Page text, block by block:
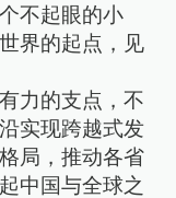
不起眼的小
界的起点，见
力的支点，不
实现跨越式发
局，推动各省
中国与全球之